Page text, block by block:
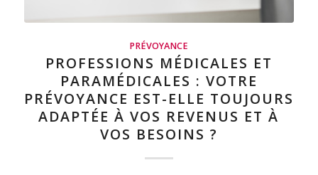
PRÉVOYANCE
PROFESSIONS MÉDICALES ET
PARAMÉDICALES : VOTRE
PRÉVOYANCE EST-ELLE TOUJOURS
ADAPTÉE À VOS REVENUS ET À
VOS BESOINS ?